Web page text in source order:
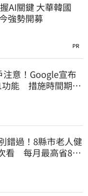
AI關鍵 大華韓國
強勢開募
PR
注意！Google宣布
功能 措施時間期限
錯過！8縣市老人健
看 每月最高省826